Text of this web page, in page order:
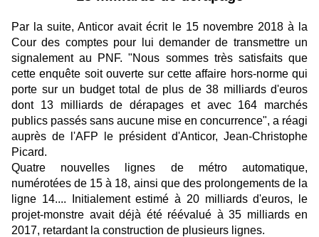
Par la suite, Anticor avait écrit le 15 novembre 2018 à la
Cour des comptes pour lui demander de transmettre un
signalement au PNF. "Nous sommes très satisfaits que
cette enquête soit ouverte sur cette affaire hors-norme qui
porte sur un budget total de plus de 38 milliards d'euros
dont 13 milliards de dérapages et avec 164 marchés
publics passés sans aucune mise en concurrence", a réagi
auprès de l'AFP le président d'Anticor, Jean-Christophe
Picard.
Quatre nouvelles lignes de métro automatique,
numérotées de 15 à 18, ainsi que des prolongements de la
ligne 14.... Initialement estimé à 20 milliards d'euros, le
projet-monstre avait déjà été réévalué à 35 milliards en
2017, retardant la construction de plusieurs lignes.